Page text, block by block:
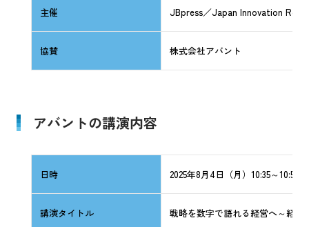
主催 JBpress／Japan Innovation
協賛 株式会社アバント
アバントの講演内容
日時 2025年8月4日（月）10:35～10:55
講演タイトル 戦略を数字で語れる経営へ～経